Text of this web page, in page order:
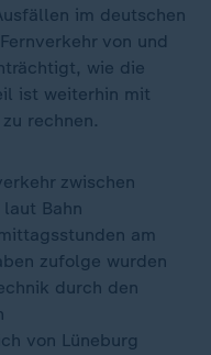
im deutschen
von und
wie die
ist weiterhin mit
rechnen.
zwischen
Bahn
am
zufolge wurden
durch den
von Lüneburg